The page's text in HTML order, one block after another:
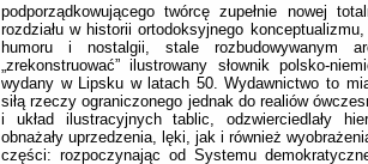
podporządkowującego twórcę zupełnie nowej
rozdziału w historii ortodoksyjnego
humoru i nostalgii, stale rozbudowywanym
„zrekonstruować” ilustrowany słownik polsko-
wydany w Lipsku w latach 50. Wydawnictwo to
siłą rzeczy ograniczonego jednak do realiów
i układ ilustracyjnych tablic, odzwierciedlały
obnażały uprzedzenia, lęki, jak i również
części: rozpoczynając od Systemu